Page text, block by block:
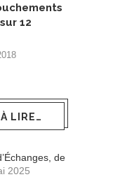
12
LIRE…
de
2025